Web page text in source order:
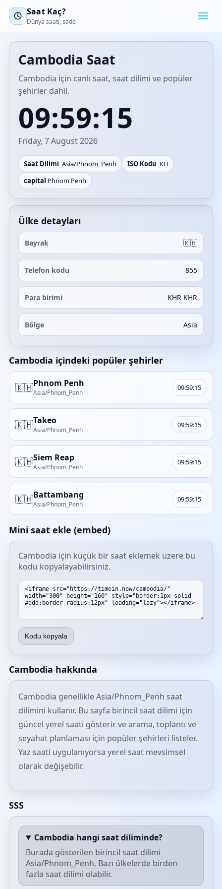
Saat Kaç?
Dünya saati, sade
Cambodia Saat
Cambodia için canlı saat, saat dilimi ve popüler
şehirler dahil.
09:59:15
Friday, 7 August 2026
Saat Dilimi Asia/Phnom_Penh ISO Kodu KH
capital Phnom Penh
Ülke detayları
Bayrak 🇰🇭
Telefon kodu 855
Para birimi KHR KHR
Bölge Asia
Cambodia içindeki popüler şehirler
🇰🇭Phnom Penh
Asia/Phnom_Penh
09:59:15
🇰🇭Takeo
Asia/Phnom_Penh
09:59:15
🇰🇭Siem Reap
Asia/Phnom_Penh
09:59:15
🇰🇭Battambang
Asia/Phnom_Penh
09:59:15
Mini saat ekle (embed)
Cambodia için küçük bir saat eklemek üzere bu
kodu kopyalayabilirsiniz.
Kodu kopyala
Cambodia hakkında
Cambodia genellikle Asia/Phnom_Penh saat
dilimini kullanır. Bu sayfa birincil saat dilimi için
güncel yerel saati gösterir ve arama, toplantı ve
seyahat planlaması için popüler şehirleri listeler.
Yaz saati uygulanıyorsa yerel saat mevsimsel
olarak değişebilir.
SSS
Cambodia hangi saat diliminde?
Burada gösterilen birincil saat dilimi
Asia/Phnom_Penh. Bazı ülkelerde birden
fazla saat dilimi olabilir.